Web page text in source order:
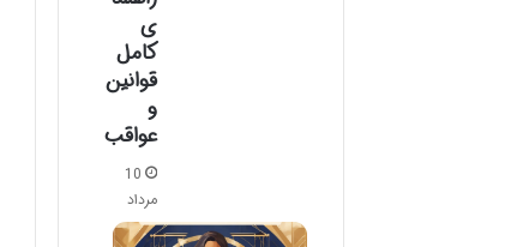
ی
کامل
قوانین
و
عواقب
10
مرداد